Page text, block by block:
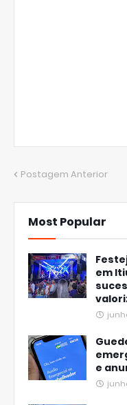
Postagem Anterior
Most Popular
em
e